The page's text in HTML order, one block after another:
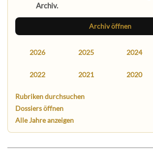
Archiv.
Archiv öffnen
2026 2025 2024
2022 2021 2020
Rubriken durchsuchen
Dossiers öffnen
Alle Jahre anzeigen